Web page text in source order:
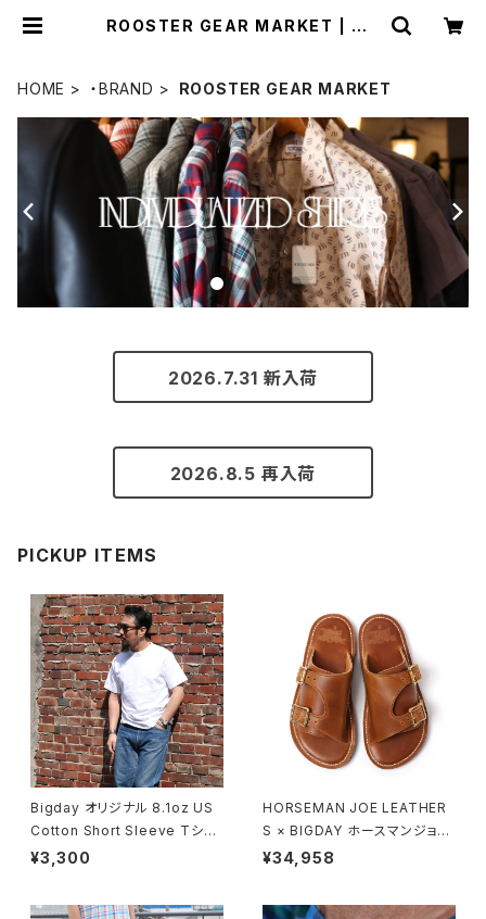
ROOSTER GEAR MARKET | MA
HOME ・BRAND ROOSTER GEAR MARKET
2026.7.31 新入荷
2026.8.5 再入荷
PICKUP ITEMS
Bigday オリジナル 8.1oz US
Cotton Short Sleeve Tシャ
ツ 半袖 無地Tシャツ USコット
¥3,300
HORSEMAN JOE LEATHER
S × BIGDAY ホースマンジョー
ダブルモンクストラップサンダル
¥34,958